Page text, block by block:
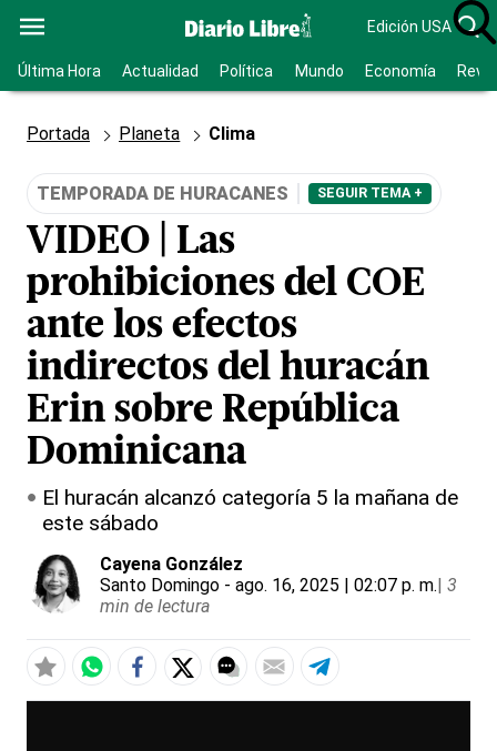
Edición USA
Última Hora Actualidad Política Mundo Economía
Portada Planeta Clima
TEMPORADA DE HURACANES SEGUIR TEMA +
VIDEO | Las
prohibiciones del COE
ante los efectos
indirectos del huracán
Erin sobre República
Dominicana
El huracán alcanzó categoría 5 la mañana de
este sábado
Cayena González
Santo Domingo - ago. 16, 2025 | 02:07 p. m.| 3
min de lectura